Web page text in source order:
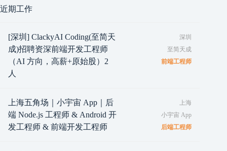
近期工作
[深圳] ClackyAI Coding(至简天
成)招聘资深前端开发工程师
（AI 方向，高薪+原始股）2
人
深圳
至简天成
前端工程师
上海五角场｜小宇宙 App｜后
端 Node.js 工程师 & Android 开
发工程师 & 前端开发工程师
上海
小宇宙 App
后端工程师